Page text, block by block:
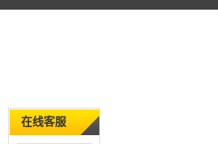
在线客服